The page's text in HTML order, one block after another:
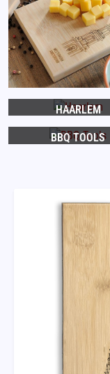
HAARLEM
BBQ TOOLS